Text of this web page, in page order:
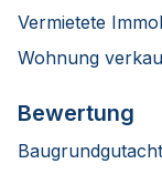
Vermietete
Wohnung
Bewertung